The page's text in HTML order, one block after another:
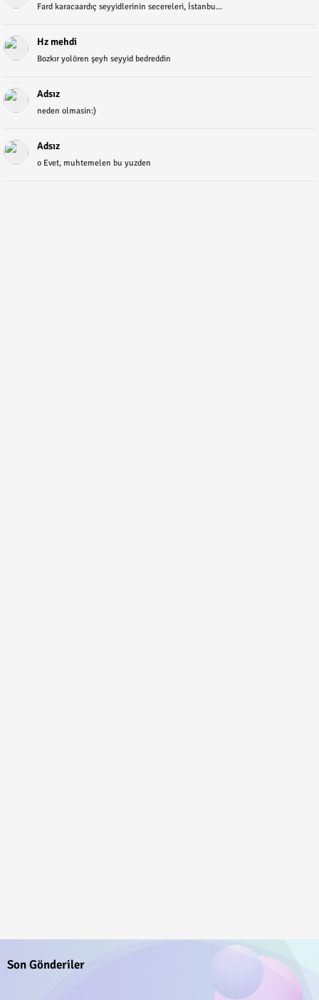
Fard karacaardıç seyyidlerinin secereleri, İstanbu...
Hz mehdi
Bozkır yolören şeyh seyyid bedreddin
Adsız
neden olmasin:)
Adsız
o Evet, muhtemelen bu yuzden
Son Gönderiler